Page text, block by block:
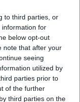
to third parties, or
information for
below opt-out
note that after your
seeing
utilized by
parties prior to
of the further
third parties on the
DATEN
ZU
JEDERZEIT
SIE
DATEN